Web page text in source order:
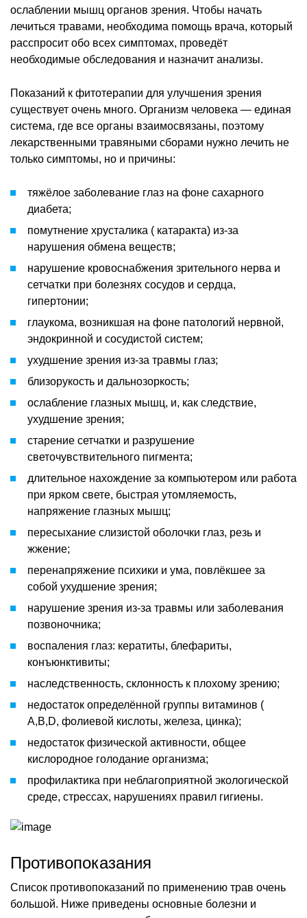
ослаблении мышц органов зрения. Чтобы начать
лечиться травами, необходима помощь врача, который
расспросит обо всех симптомах, проведёт
необходимые обследования и назначит анализы.
Показаний к фитотерапии для улучшения зрения
существует очень много. Организм человека — единая
система, где все органы взаимосвязаны, поэтому
лекарственными травяными сборами нужно лечить не
только симптомы, но и причины:
тяжёлое заболевание глаз на фоне сахарного
диабета;
помутнение хрусталика ( катаракта) из-за
нарушения обмена веществ;
нарушение кровоснабжения зрительного нерва и
сетчатки при болезнях сосудов и сердца,
гипертонии;
глаукома, возникшая на фоне патологий нервной,
эндокринной и сосудистой систем;
ухудшение зрения из-за травмы глаз;
близорукость и дальнозоркость;
ослабление глазных мышц, и, как следствие,
ухудшение зрения;
старение сетчатки и разрушение
светочувствительного пигмента;
длительное нахождение за компьютером или работа
при ярком свете, быстрая утомляемость,
напряжение глазных мышц;
пересыхание слизистой оболочки глаз, резь и
жжение;
перенапряжение психики и ума, повлёкшее за
собой ухудшение зрения;
нарушение зрения из-за травмы или заболевания
позвоночника;
воспаления глаз: кератиты, блефариты,
конъюнктивиты;
наследственность, склонность к плохому зрению;
недостаток определённой группы витаминов (
A,B,D, фолиевой кислоты, железа, цинка);
недостаток физической активности, общее
кислородное голодание организма;
профилактика при неблагоприятной экологической
среде, стрессах, нарушениях правил гигиены.
Противопоказания
Список противопоказаний по применению трав очень
большой. Ниже приведены основные болезни и